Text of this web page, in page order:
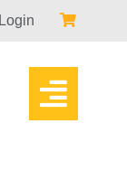
Login